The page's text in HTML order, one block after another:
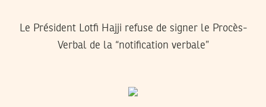
Le Président Lotfi Hajji refuse de signer le Procès-
Verbal de la “notification verbale”